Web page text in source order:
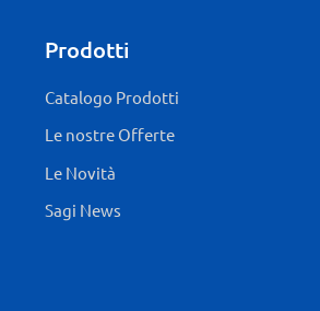
Prodotti
Catalogo Prodotti
Le nostre Offerte
Le Novità
Sagi News